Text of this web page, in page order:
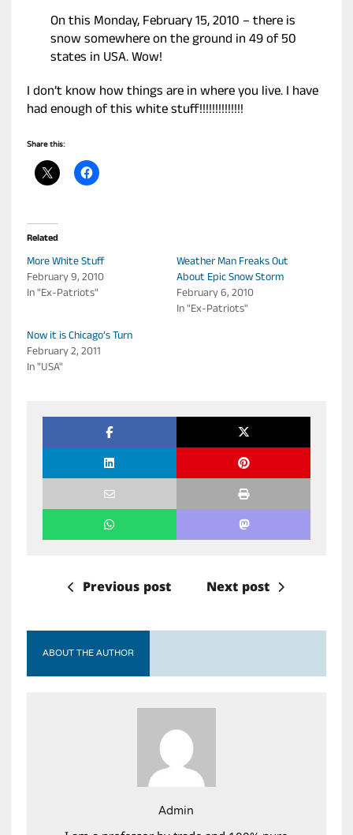
On this Monday, February 15, 2010 – there is
snow somewhere on the ground in 49 of 50
states in USA. Wow!
I don’t know how things are in where you live. I have
had enough of this white stuff!!!!!!!!!!!!!!
Share this:
Related
More White Stuff
February 9, 2010
In "Ex-Patriots"
Weather Man Freaks Out
About Epic Snow Storm
February 6, 2010
In "Ex-Patriots"
Now it is Chicago’s Turn
February 2, 2011
In "USA"
Previous post Next post
ABOUT THE AUTHOR
Admin